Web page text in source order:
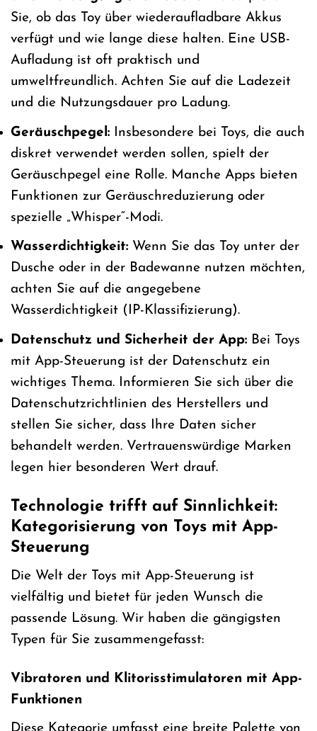
Sie, ob das Toy über wiederaufladbare Akkus
verfügt und wie lange diese halten. Eine USB-
Aufladung ist oft praktisch und
umweltfreundlich. Achten Sie auf die Ladezeit
und die Nutzungsdauer pro Ladung.
Geräuschpegel: Insbesondere bei Toys, die auch
diskret verwendet werden sollen, spielt der
Geräuschpegel eine Rolle. Manche Apps bieten
Funktionen zur Geräuschreduzierung oder
spezielle „Whisper“-Modi.
Wasserdichtigkeit: Wenn Sie das Toy unter der
Dusche oder in der Badewanne nutzen möchten,
achten Sie auf die angegebene
Wasserdichtigkeit (IP-Klassifizierung).
Datenschutz und Sicherheit der App: Bei Toys
mit App-Steuerung ist der Datenschutz ein
wichtiges Thema. Informieren Sie sich über die
Datenschutzrichtlinien des Herstellers und
stellen Sie sicher, dass Ihre Daten sicher
behandelt werden. Vertrauenswürdige Marken
legen hier besonderen Wert drauf.
Technologie trifft auf Sinnlichkeit:
Kategorisierung von Toys mit App-
Steuerung
Die Welt der Toys mit App-Steuerung ist
vielfältig und bietet für jeden Wunsch die
passende Lösung. Wir haben die gängigsten
Typen für Sie zusammengefasst:
Vibratoren und Klitorisstimulatoren mit App-
Funktionen